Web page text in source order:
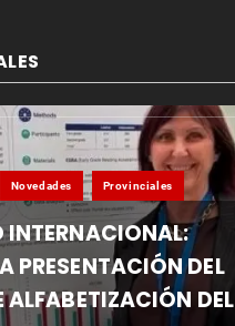
Novedades Provinciales
INTERNACIONAL:
PRESENTACIÓN DEL
ALFABETIZACIÓN DEL